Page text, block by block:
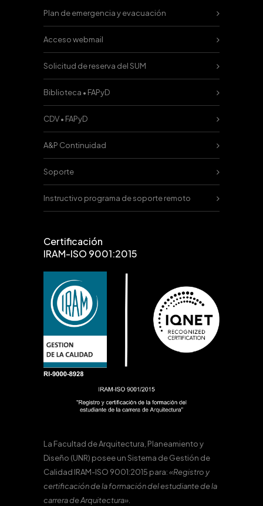
Plan de emergencia y evacuación
Acceso webmail
Solicitud de reserva del SUM
Biblioteca • FAPyD
CDV • FAPyD
A&P Continuidad
Soporte
Instructivo programa de soporte remoto
Certificación
IRAM-ISO 9001:2015
La Facultad de Arquitectura, Planeamiento y
Diseño (UNR) posee un Sistema de Gestión de
Calidad IRAM-ISO 9001:2015 para:«Registro y
certificación de la formación del estudiante de la
carrera de Arquitectura».